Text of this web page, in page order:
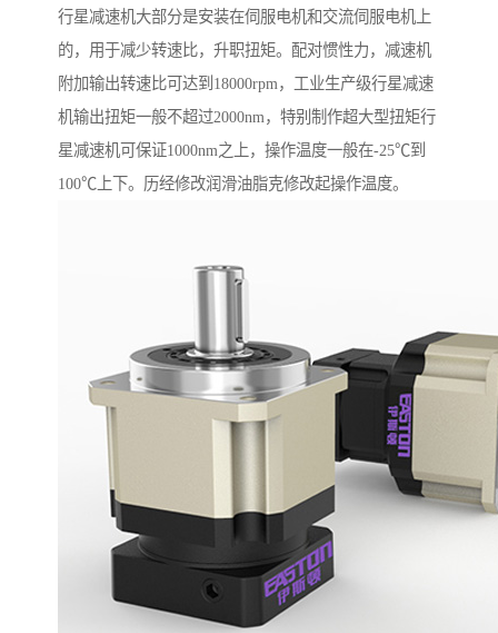
行星减速机大部分是安装在伺服电机和交流伺服电机上
的，用于减少转速比，升职扭矩。配对惯性力，减速机
附加输出转速比可达到18000rpm，工业生产级行星减速
机输出扭矩一般不超过2000nm，特别制作超大型扭矩行
星减速机可保证1000nm之上，操作温度一般在-25℃到
100℃上下。历经修改润滑油脂克修改起操作温度。